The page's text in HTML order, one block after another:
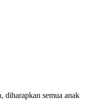
diharapkan semua anak